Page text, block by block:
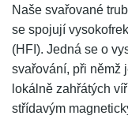
Naše svařované
se spojují
(HFI). Jedná se o
svařování, při němž
lokálně zahřátých
střídavým